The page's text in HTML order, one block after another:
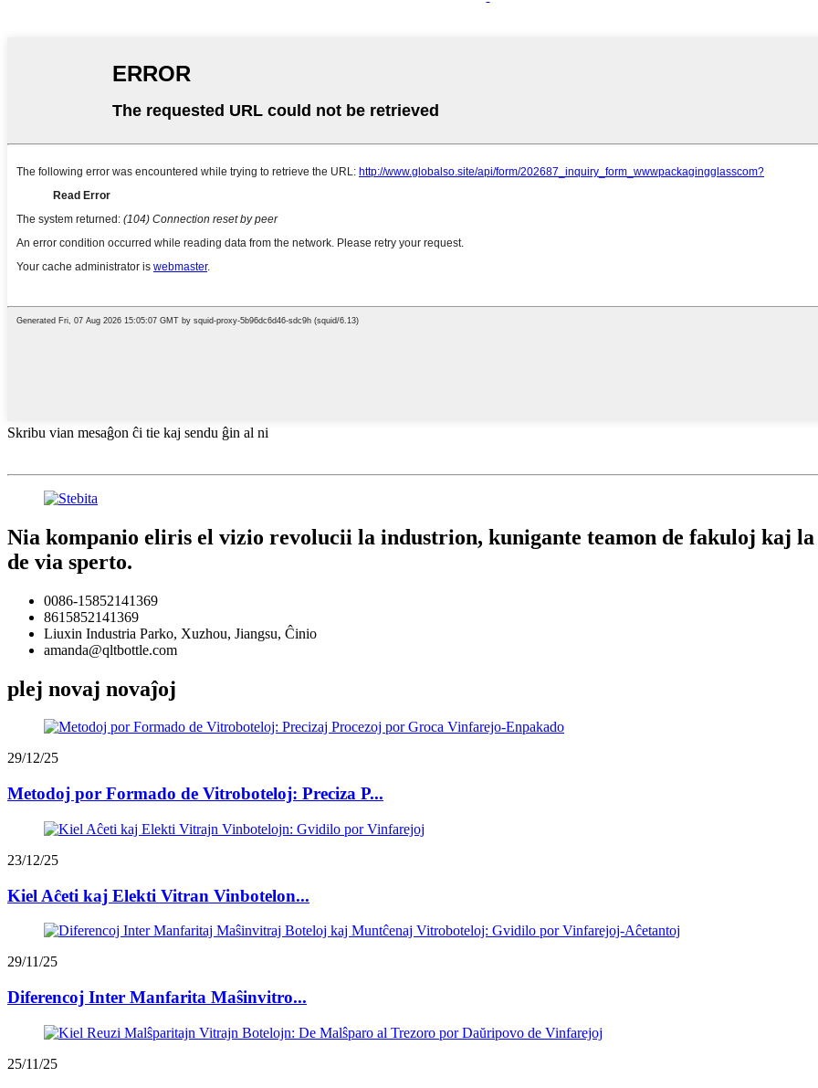
Skribu vian mesaĝon ĉi tie kaj sendu ĝin al ni
Nia kompanio eliris el vizio revolucii la industrion, kunigante teamon de fakuloj kaj
de via sperto.
0086-15852141369
8615852141369
Liuxin Industria Parko, Xuzhou, Jiangsu, Ĉinio
amanda@qltbottle.com
plej novaj novaĵoj
29/12/25
Metodoj por Formado de Vitroboteloj: Preciza P...
23/12/25
Kiel Aĉeti kaj Elekti Vitran Vinbotelon...
29/11/25
Diferencoj Inter Manfarita Maŝinvitro...
25/11/25